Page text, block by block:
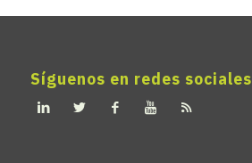
Síguenos en redes sociales